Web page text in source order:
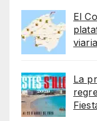
El
La